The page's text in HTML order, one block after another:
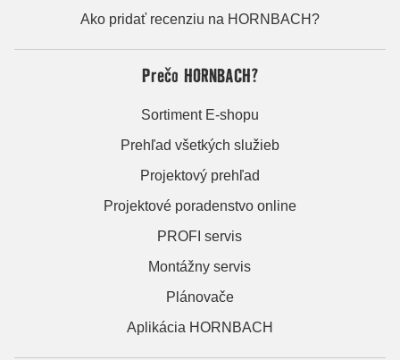
Ako pridať recenziu na HORNBACH?
Prečo HORNBACH?
Sortiment E-shopu
Prehľad všetkých služieb
Projektový prehľad
Projektové poradenstvo online
PROFI servis
Montážny servis
Plánovače
Aplikácia HORNBACH